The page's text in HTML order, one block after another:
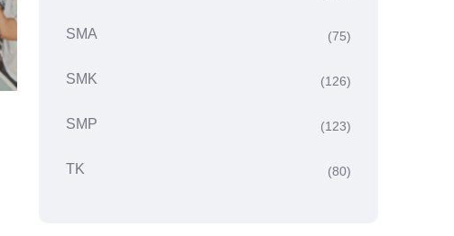
SMA (75)
SMK (126)
SMP (123)
TK (80)